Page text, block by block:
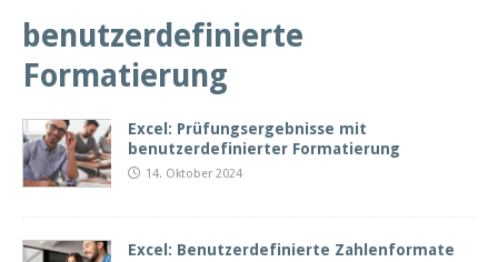
benutzerdefinierte
Formatierung
Excel: Prüfungsergebnisse mit
benutzerdefinierter Formatierung
14. Oktober 2024
Excel: Benutzerdefinierte Zahlenformate